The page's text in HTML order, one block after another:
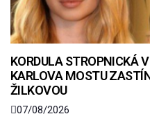
KORDULA STROPNICKÁ
KARLOVA MOSTU
ŽILKOVOU
07/08/2026